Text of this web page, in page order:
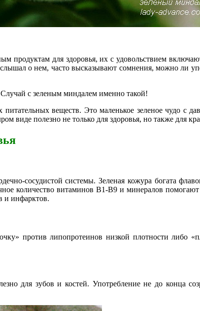
продуктам для здоровья, их с удовольствием
о нем, часто высказывают сомнения, можно ли
с зеленым миндалем именно такой!
веществ. Это маленькое зеленое чудо с
виде полезно не только для здоровья, но также для
сосудистой системы. Зеленая кожура богата
количество витаминов В1-В9 и минералов
и инфарктов.
против липопротеинов низкой плотности либо
для зубов и костей. Употребление не до конца